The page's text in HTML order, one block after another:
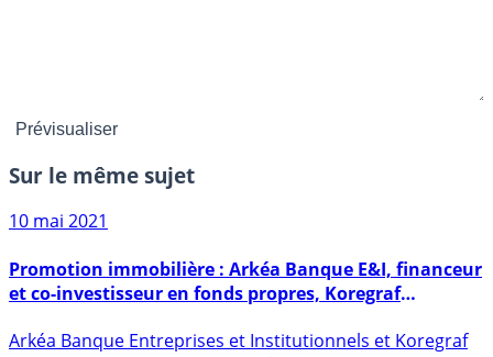
Sur le même sujet
10 mai 2021
et co-investisseur en fonds propres, Koregraf